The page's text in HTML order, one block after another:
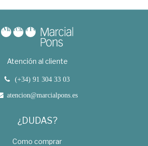
Atención al cliente
(+34) 91 304 33 03
atencion@marcialpons.es
¿DUDAS?
Como comprar